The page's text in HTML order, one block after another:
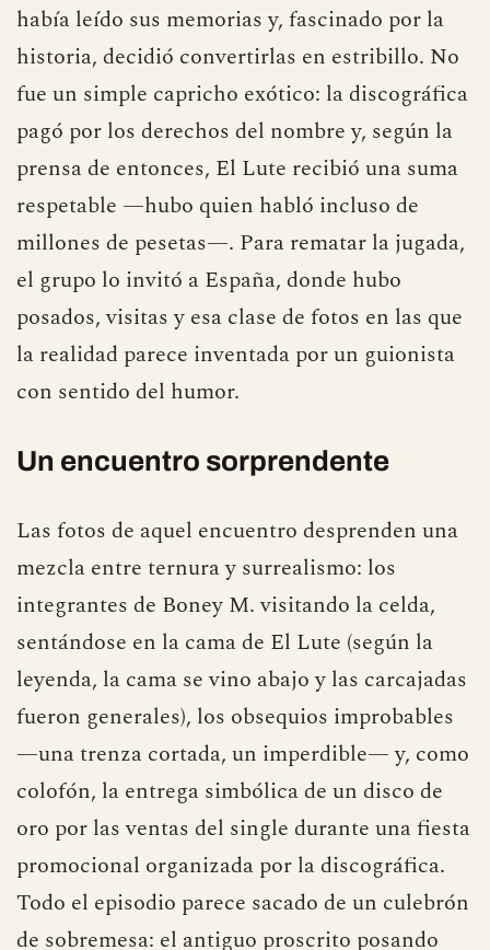
había leído sus memorias y, fascinado por la
historia, decidió convertirlas en estribillo. No
fue un simple capricho exótico: la discográfica
pagó por los derechos del nombre y, según la
prensa de entonces, El Lute recibió una suma
respetable —hubo quien habló incluso de
millones de pesetas—. Para rematar la jugada,
el grupo lo invitó a España, donde hubo
posados, visitas y esa clase de fotos en las que
la realidad parece inventada por un guionista
con sentido del humor.
Un encuentro sorprendente
Las fotos de aquel encuentro desprenden una
mezcla entre ternura y surrealismo: los
integrantes de Boney M. visitando la celda,
sentándose en la cama de El Lute (según la
leyenda, la cama se vino abajo y las carcajadas
fueron generales), los obsequios improbables
—una trenza cortada, un imperdible— y, como
colofón, la entrega simbólica de un disco de
oro por las ventas del single durante una fiesta
promocional organizada por la discográfica.
Todo el episodio parece sacado de un culebrón
de sobremesa: el antiguo proscrito posando